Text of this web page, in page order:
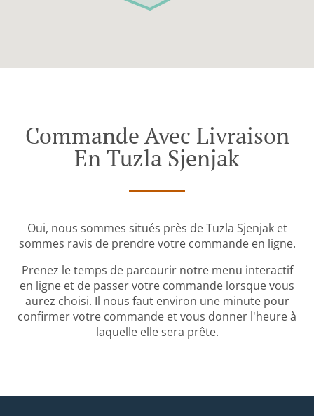
Commande Avec Livraison
En Tuzla Sjenjak
Oui, nous sommes situés près de Tuzla Sjenjak et
sommes ravis de prendre votre commande en ligne.
Prenez le temps de parcourir notre menu interactif
en ligne et de passer votre commande lorsque vous
aurez choisi. Il nous faut environ une minute pour
confirmer votre commande et vous donner l'heure à
laquelle elle sera prête.